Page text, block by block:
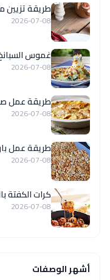
طريقة تزيين
2026-07-08
غموس
2026-07-08
طريقة عمل
2026-07-08
طريقة عمل
2026-07-08
كرات الكفتة
2026-07-08
أشهر الوصفات